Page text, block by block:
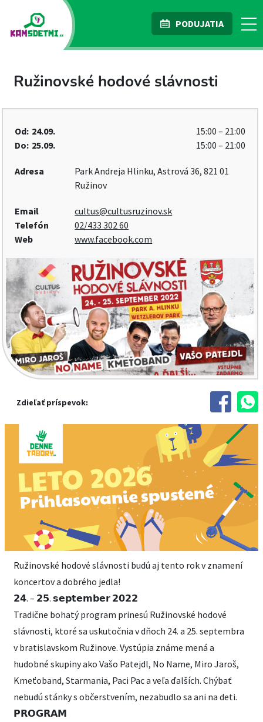
PODUJATIA
Ružinovské hodové slávnosti
Od: 24.09.
15:00 – 21:00
Do: 25.09. 15:00 – 21:00
Adresa
Park Andreja Hlinku, Astrová 36, 821 01
Ružinov
Email
cultus@cultusruzinov.sk
Telefón
02/433 302 60
Web
www.facebook.com
Zdieľať príspevok:
Ružinovské hodové slávnosti budú aj tento rok v znamení
koncertov a dobrého jedla!
𝟮𝟰. – 𝟮𝟱. 𝘀𝗲𝗽𝘁𝗲𝗺𝗯𝗲𝗿 𝟮𝟬𝟮𝟮
Tradične bohatý program prinesú Ružinovské hodové
slávnosti, ktoré sa uskutočnia v dňoch 24. a 25. septembra
v bratislavskom Ružinove. Vystúpia známe mená a
hudobné skupiny ako Vašo Patejdl, No Name, Miro Jaroš,
Kmeťoband, Starmania, Paci Pac a veľa ďalších. Chýbať
nebudú stánky s občerstvením, nezabudlo sa ani na deti.
𝗣𝗥𝗢𝗚𝗥𝗔𝗠